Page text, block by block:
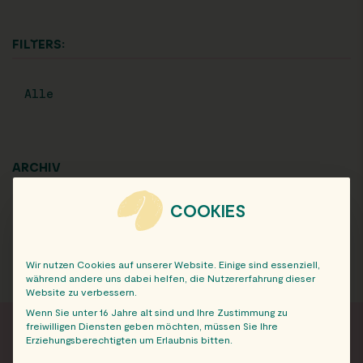
FILTERS:
Alle
ARCHIV
COOKIES
Wir nutzen Cookies auf unserer Website. Einige sind essenziell,
während andere uns dabei helfen, die Nutzererfahrung dieser
Website zu verbessern.
Wenn Sie unter 16 Jahre alt sind und Ihre Zustimmung zu
freiwilligen Diensten geben möchten, müssen Sie Ihre
Erziehungsberechtigten um Erlaubnis bitten.